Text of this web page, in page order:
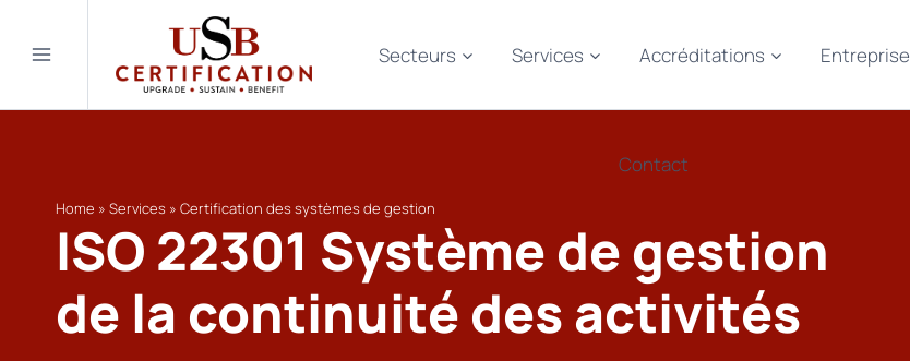
Secteurs Services Accréditations Entreprise
Contact
Home » Services » Certification des systèmes de gestion
ISO 22301 Système de gestion
de la continuité des activités